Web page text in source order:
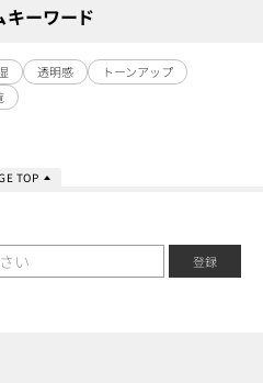
キーワード
透明感
トーンアップ
TOP
登録